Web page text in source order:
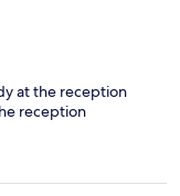
at the reception
reception